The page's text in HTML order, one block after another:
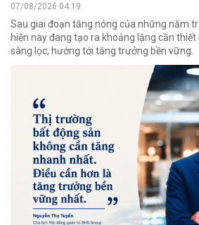
07/08/2026 04:19
Sau giai đoạn tăng nóng của những năm
hiện nay đang tạo ra khoảng lặng cần
sàng lọc, hướng tới tăng trưởng bền vững.